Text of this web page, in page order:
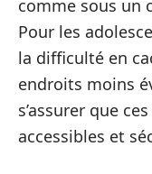
comme sous un
Pour les
la difficulté en
endroits moins
s’assurer que
accessibles et